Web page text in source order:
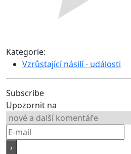
Kategorie:
Vzrůstající násilí - události
Subscribe
Upozornit na